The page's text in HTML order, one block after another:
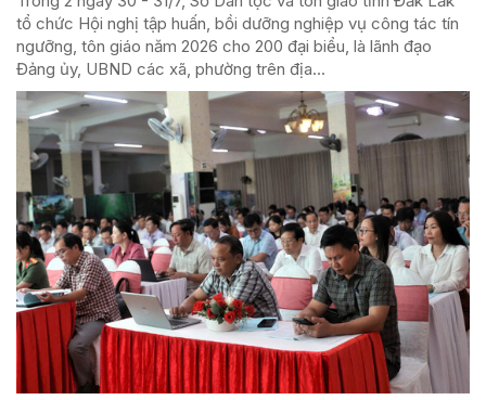
tổ chức Hội nghị tập huấn, bồi dưỡng nghiệp vụ công tác tín
ngưỡng, tôn giáo năm 2026 cho 200 đại biểu, là lãnh đạo
Đảng ủy, UBND các xã, phường trên địa...